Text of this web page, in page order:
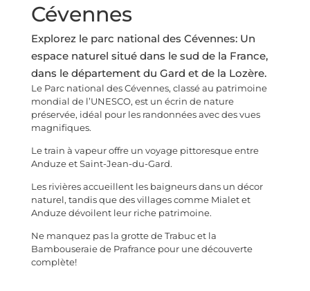
Cévennes
Explorez le parc national des Cévennes: Un
espace naturel situé dans le sud de la France,
dans le département du Gard et de la Lozère.
Le Parc national des Cévennes, classé au patrimoine
mondial de l’UNESCO, est un écrin de nature
préservée, idéal pour les randonnées avec des vues
magnifiques.
Le train à vapeur offre un voyage pittoresque entre
Anduze et Saint-Jean-du-Gard.
Les rivières accueillent les baigneurs dans un décor
naturel, tandis que des villages comme Mialet et
Anduze dévoilent leur riche patrimoine.
Ne manquez pas la grotte de Trabuc et la
Bambouseraie de Prafrance pour une découverte
complète!